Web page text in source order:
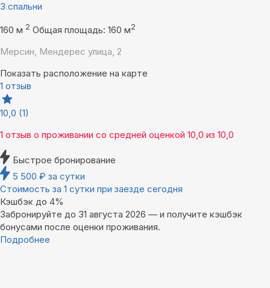
3 спальни
160 м 2 Общая площадь: 160 м2
Мерсин, Мендерес улица, 2
Показать расположение на карте
1 отзыв
10,0 (1)
1 отзыв о проживании со средней оценкой 10,0 из 10,0
Быстрое бронирование
5 500 ₽ за сутки
Стоимость за 1 сутки при заезде сегодня
Кэшбэк до 4%
Забронируйте до 31 августа 2026 — и получите кэшбэк
бонусами после оценки проживания.
Подробнее